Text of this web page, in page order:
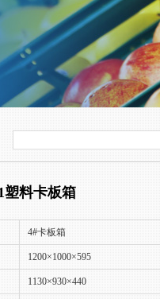
塑料卡板箱
4#卡板箱
1200×1000×595
1130×930×440